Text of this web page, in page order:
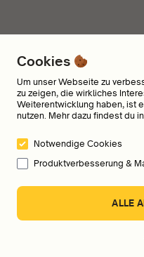
Cookies
Um unser Webseite zu
zu zeigen, die wirkliches
Weiterentwicklung haben, ist
nutzen. Mehr dazu findest du
Notwendige Cookies
Produktverbesserung &
ALLE